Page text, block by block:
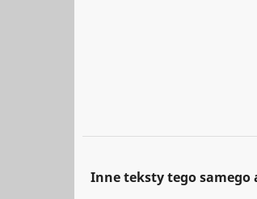
Inne teksty tego samego